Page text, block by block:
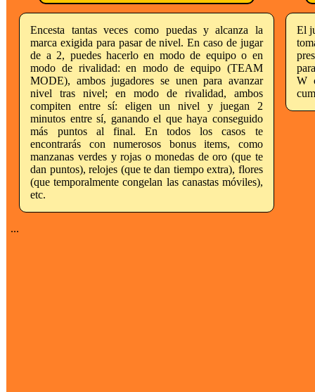
Encesta tantas veces como puedas y alcanza la
marca exigida para pasar de nivel. En caso de jugar
de a 2, puedes hacerlo en modo de equipo o en
modo de rivalidad: en modo de equipo (TEAM
MODE), ambos jugadores se unen para avanzar
nivel tras nivel; en modo de rivalidad, ambos
compiten entre sí: eligen un nivel y juegan 2
minutos entre sí, ganando el que haya conseguido
más puntos al final. En todos los casos te
encontrarás con numerosos bonus items, como
manzanas verdes y rojas o monedas de oro (que te
dan puntos), relojes (que te dan tiempo extra), flores
(que temporalmente congelan las canastas móviles),
etc.
El
W
...